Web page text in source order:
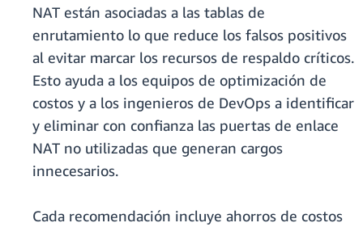
NAT están asociadas a las tablas de
enrutamiento lo que reduce los falsos positivos
al evitar marcar los recursos de respaldo críticos.
Esto ayuda a los equipos de optimización de
costos y a los ingenieros de DevOps a identificar
y eliminar con confianza las puertas de enlace
NAT no utilizadas que generan cargos
innecesarios.
Cada recomendación incluye ahorros de costos